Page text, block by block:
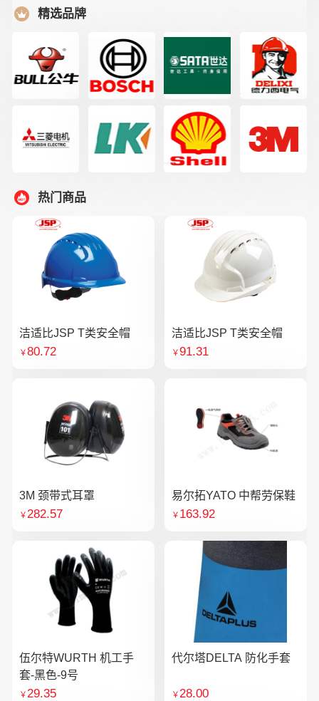
精选品牌
热门商品
洁适比JSP T类安全帽
￥80.72
洁适比JSP T类安全帽
￥91.31
3M 颈带式耳罩
￥282.57
易尔拓YATO 中帮劳保鞋
￥ 163.92
伍尔特WURTH 机工手
套-黑色-9号
￥29.35
代尔塔DELTA 防化手套
￥28.00